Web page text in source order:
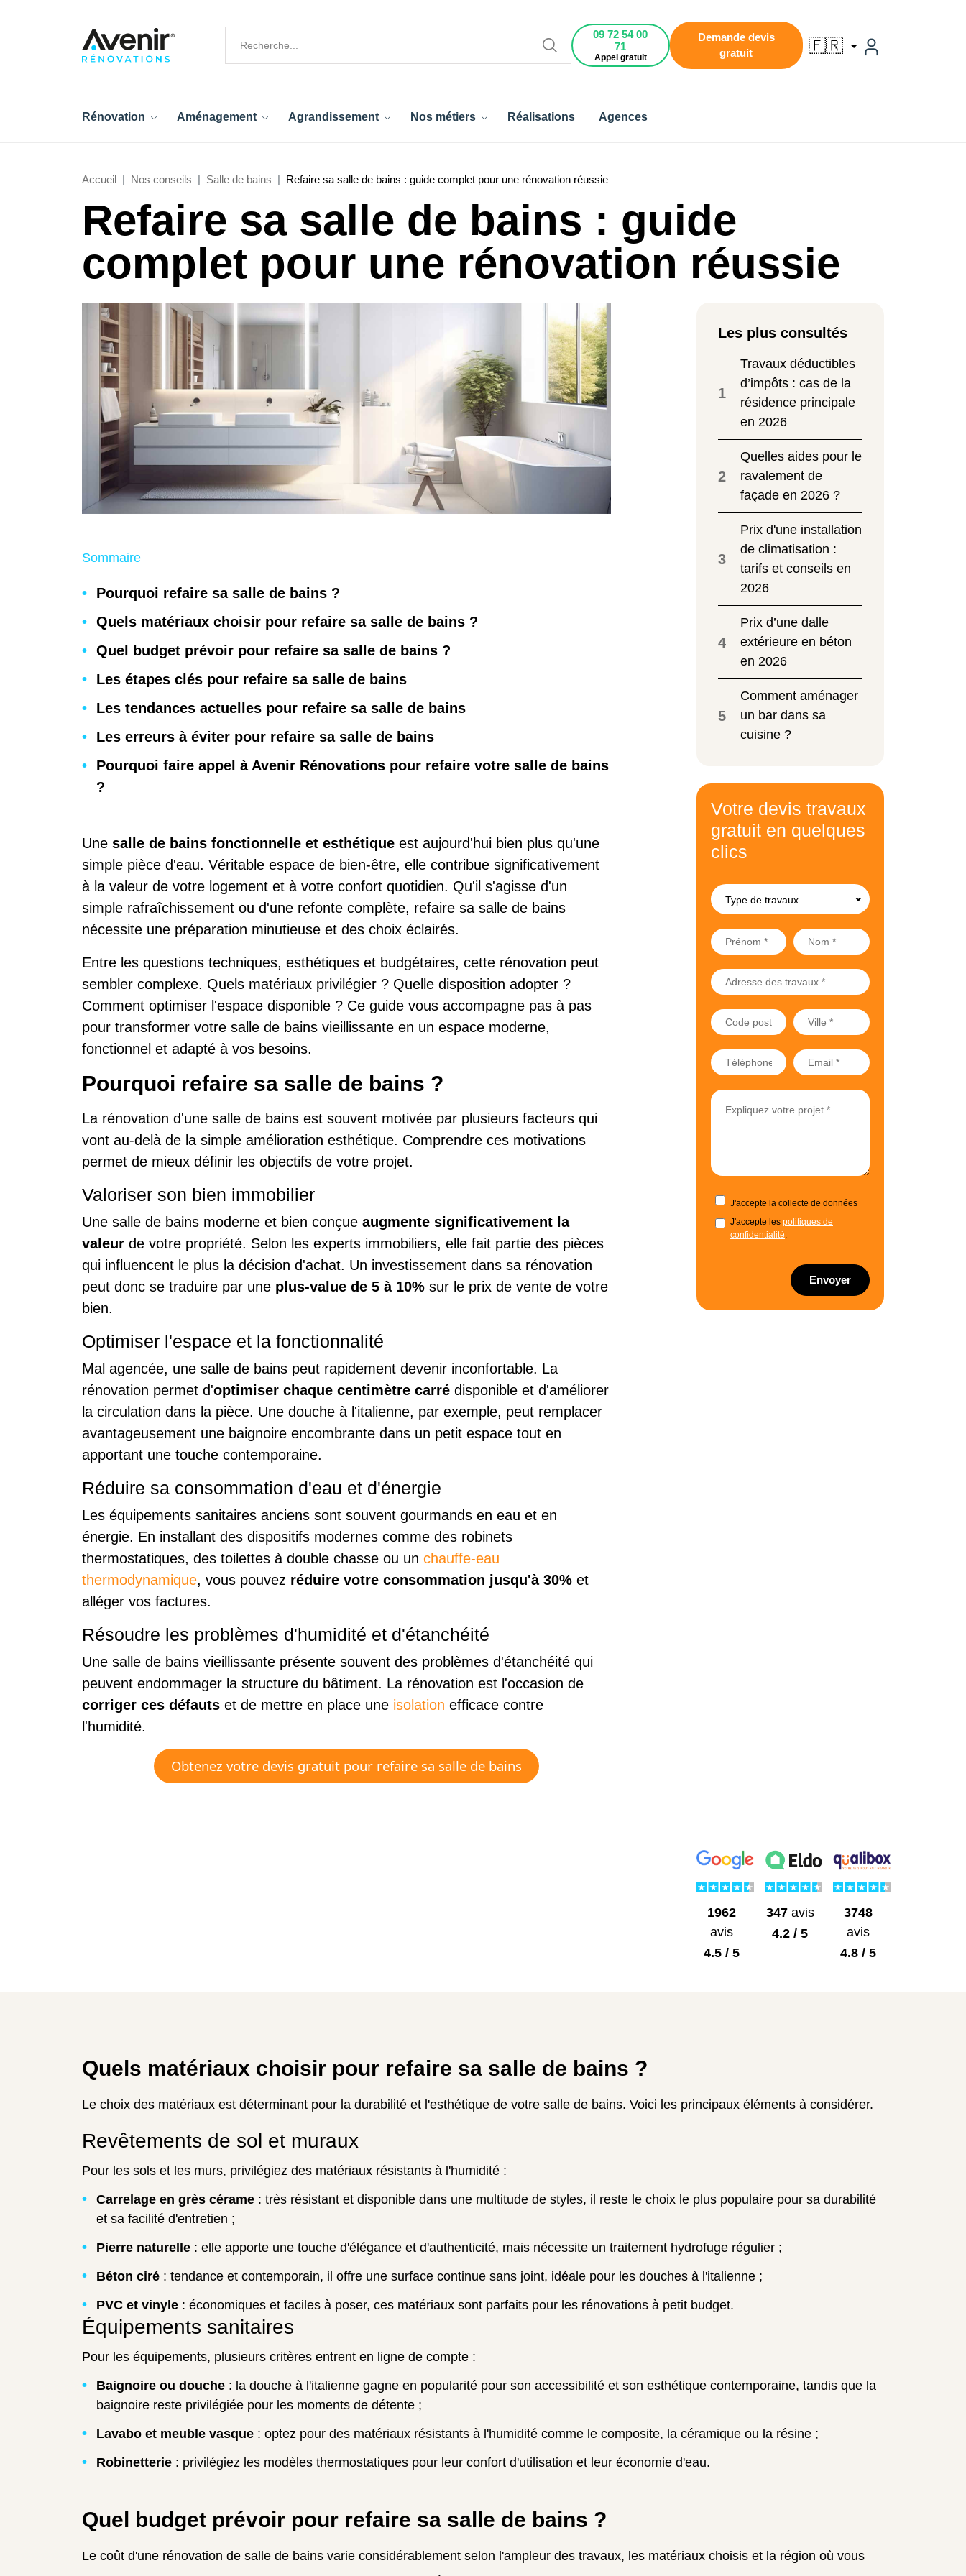
09 72 54 00
71
Appel gratuit
Demande devis
gratuit
🇫🇷
Rénovation Aménagement Agrandissement Nos métiers Réalisations Agences
Accueil Nos conseils Salle de bains Refaire sa salle de bains : guide complet pour une rénovation réussie
Refaire sa salle de bains : guide
complet pour une rénovation réussie
Sommaire
Pourquoi refaire sa salle de bains ?
Quels matériaux choisir pour refaire sa salle de bains ?
Quel budget prévoir pour refaire sa salle de bains ?
Les étapes clés pour refaire sa salle de bains
Les tendances actuelles pour refaire sa salle de bains
Les erreurs à éviter pour refaire sa salle de bains
Pourquoi faire appel à Avenir Rénovations pour refaire votre salle de bains
?
Une salle de bains fonctionnelle et esthétique est aujourd'hui bien plus qu'une
simple pièce d'eau. Véritable espace de bien-être, elle contribue significativement
à la valeur de votre logement et à votre confort quotidien. Qu'il s'agisse d'un
simple rafraîchissement ou d'une refonte complète, refaire sa salle de bains
nécessite une préparation minutieuse et des choix éclairés.
Entre les questions techniques, esthétiques et budgétaires, cette rénovation peut
sembler complexe. Quels matériaux privilégier ? Quelle disposition adopter ?
Comment optimiser l'espace disponible ? Ce guide vous accompagne pas à pas
pour transformer votre salle de bains vieillissante en un espace moderne,
fonctionnel et adapté à vos besoins.
Pourquoi refaire sa salle de bains ?
La rénovation d'une salle de bains est souvent motivée par plusieurs facteurs qui
vont au-delà de la simple amélioration esthétique. Comprendre ces motivations
permet de mieux définir les objectifs de votre projet.
Valoriser son bien immobilier
Une salle de bains moderne et bien conçue augmente significativement la
valeur de votre propriété. Selon les experts immobiliers, elle fait partie des pièces
qui influencent le plus la décision d'achat. Un investissement dans sa rénovation
peut donc se traduire par une plus-value de 5 à 10% sur le prix de vente de votre
bien.
Optimiser l'espace et la fonctionnalité
Mal agencée, une salle de bains peut rapidement devenir inconfortable. La
rénovation permet d'optimiser chaque centimètre carré disponible et d'améliorer
la circulation dans la pièce. Une douche à l'italienne, par exemple, peut remplacer
avantageusement une baignoire encombrante dans un petit espace tout en
apportant une touche contemporaine.
Réduire sa consommation d'eau et d'énergie
Les équipements sanitaires anciens sont souvent gourmands en eau et en
énergie. En installant des dispositifs modernes comme des robinets
thermostatiques, des toilettes à double chasse ou un chauffe-eau
thermodynamique, vous pouvez réduire votre consommation jusqu'à 30% et
alléger vos factures.
Résoudre les problèmes d'humidité et d'étanchéité
Une salle de bains vieillissante présente souvent des problèmes d'étanchéité qui
peuvent endommager la structure du bâtiment. La rénovation est l'occasion de
corriger ces défauts et de mettre en place une isolation efficace contre
l'humidité.
Obtenez votre devis gratuit pour refaire sa salle de bains
Les plus consultés
1
Travaux déductibles
d’impôts : cas de la
résidence principale
en 2026
2
Quelles aides pour le
ravalement de
façade en 2026 ?
3
Prix d'une installation
de climatisation :
tarifs et conseils en
2026
4
Prix d’une dalle
extérieure en béton
en 2026
5
Comment aménager
un bar dans sa
cuisine ?
Votre devis travaux
gratuit en quelques
clics
Type de travaux
J'accepte la collecte de données
J'accepte les politiques de
confidentialité.
Envoyer
1962
avis
4.5 / 5
347avis
4.2 / 5
3748
avis
4.8 / 5
Quels matériaux choisir pour refaire sa salle de bains ?
Le choix des matériaux est déterminant pour la durabilité et l'esthétique de votre salle de bains. Voici les principaux éléments à considérer.
Revêtements de sol et muraux
Pour les sols et les murs, privilégiez des matériaux résistants à l'humidité :
Carrelage en grès cérame : très résistant et disponible dans une multitude de styles, il reste le choix le plus populaire pour sa durabilité
et sa facilité d'entretien ;
Pierre naturelle : elle apporte une touche d'élégance et d'authenticité, mais nécessite un traitement hydrofuge régulier ;
Béton ciré : tendance et contemporain, il offre une surface continue sans joint, idéale pour les douches à l'italienne ;
PVC et vinyle : économiques et faciles à poser, ces matériaux sont parfaits pour les rénovations à petit budget.
Équipements sanitaires
Pour les équipements, plusieurs critères entrent en ligne de compte :
Baignoire ou douche : la douche à l'italienne gagne en popularité pour son accessibilité et son esthétique contemporaine, tandis que la
baignoire reste privilégiée pour les moments de détente ;
Lavabo et meuble vasque : optez pour des matériaux résistants à l'humidité comme le composite, la céramique ou la résine ;
Robinetterie : privilégiez les modèles thermostatiques pour leur confort d'utilisation et leur économie d'eau.
Quel budget prévoir pour refaire sa salle de bains ?
Le coût d'une rénovation de salle de bains varie considérablement selon l'ampleur des travaux, les matériaux choisis et la région où vous